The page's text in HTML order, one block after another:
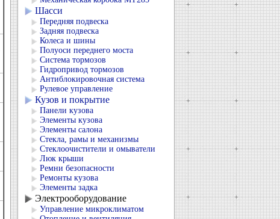
Шасси
Передняя подвеска
Задняя подвеска
Колеса и шины
Полуоси переднего моста
Система тормозов
Гидропривод тормозов
Антиблокировочная система
Рулевое управление
Кузов и покрытие
Панели кузова
Элементы кузова
Элементы салона
Стекла, рамы и механизмы
Стеклоочистители и омыватели
Люк крыши
Ремни безопасности
Ремонты кузова
Элементы задка
Электрооборудование
Управление микроклиматом